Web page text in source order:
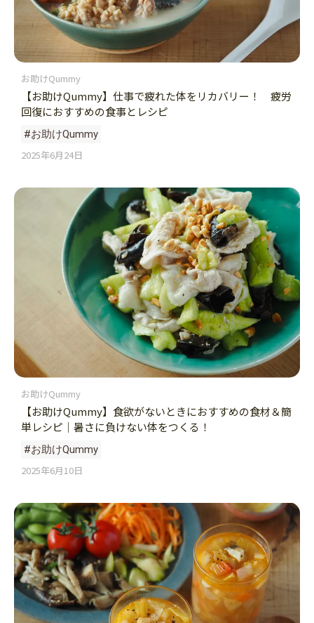
お助けQummy
【お助けQummy】仕事で疲れた体をリカバリー！ 疲労
回復におすすめの食事とレシピ
#お助けQummy
2025年6月24日
お助けQummy
【お助けQummy】食欲がないときにおすすめの食材＆簡
単レシピ｜暑さに負けない体をつくる！
#お助けQummy
2025年6月10日